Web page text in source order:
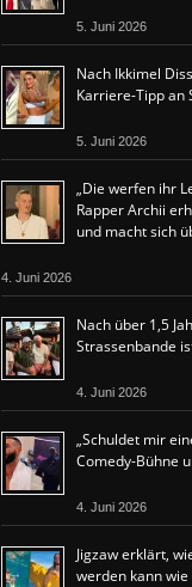
5. Juni 2026
Nach Ikkimel
Karriere-Tipp an
5. Juni 2026
„Die werfen ihr
Rapper Archii
und macht sich
4. Juni 2026
Nach über 1,5
Strassenbande
4. Juni 2026
„Schuldet mir
Comedy-Bühne
4. Juni 2026
Jigzaw erklärt,
werden kann